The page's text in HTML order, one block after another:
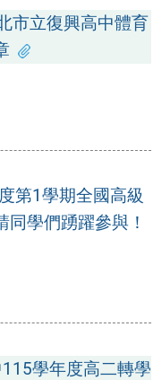
市立復興高中體育
第1學期全國高級
學們踴躍參與！
學年度高二轉學